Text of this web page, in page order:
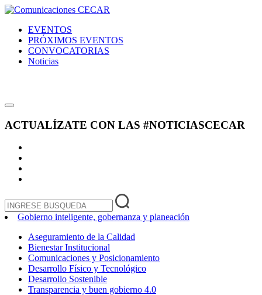
EVENTOS
PRÓXIMOS EVENTOS
CONVOCATORIAS
Noticias
ACTUALÍZATE CON LAS #NOTICIASCECAR
Gobierno inteligente, gobernanza y planeación
Aseguramiento de la Calidad
Bienestar Institucional
Comunicaciones y Posicionamiento
Desarrollo Físico y Tecnológico
Desarrollo Sostenible
Transparencia y buen gobierno 4.0